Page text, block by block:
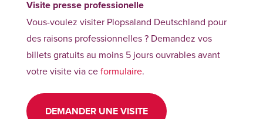
Visite presse professionelle
Vous-voulez visiter Plopsaland Deutschland pour
des raisons professionnelles ? Demandez vos
billets gratuits au moins 5 jours ouvrables avant
votre visite via ceformulaire.
DEMANDER UNE VISITE